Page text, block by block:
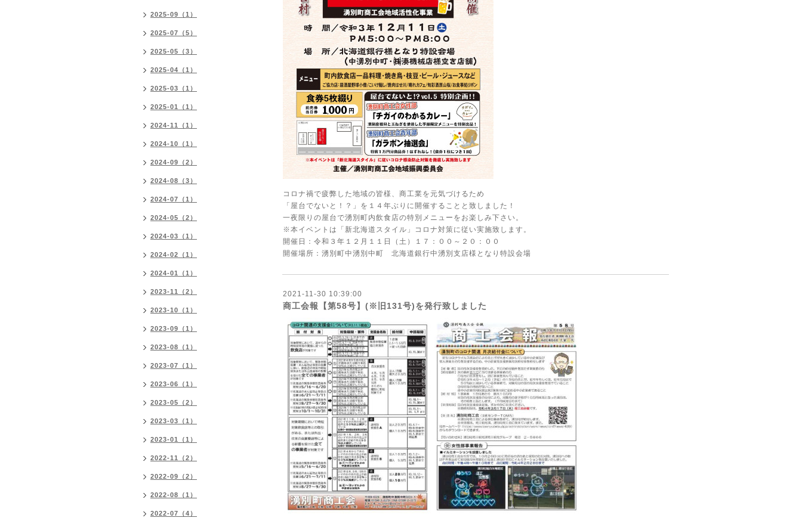
コロナ禍で疲弊した地域の皆様、商工業を元気づけるため
「屋台でないと！？」を１４年ぶりに開催することと致しました！
一夜限りの屋台で湧別町内飲食店の特別メニューをお楽しみ下さい。
※本イベントは「新北海道スタイル」コロナ対策に従い実施致します。
開催日：令和３年１２月１１日（土）１７：００～２０：００
開催場所：湧別町中湧別中町 北海道銀行中湧別支店様となり特設会場
2021-11-30 10:39:00
商工会報【第58号】(※旧131号)を発行致しました
2025-09（1）
2025-07（5）
2025-05（3）
2025-04（1）
2025-03（1）
2025-01（1）
2024-11（1）
2024-10（1）
2024-09（2）
2024-08（3）
2024-07（1）
2024-05（2）
2024-03（1）
2024-02（1）
2024-01（1）
2023-11（2）
2023-10（1）
2023-09（1）
2023-08（1）
2023-07（1）
2023-06（1）
2023-05（2）
2023-03（1）
2023-01（1）
2022-11（2）
2022-09（2）
2022-08（1）
2022-07（4）